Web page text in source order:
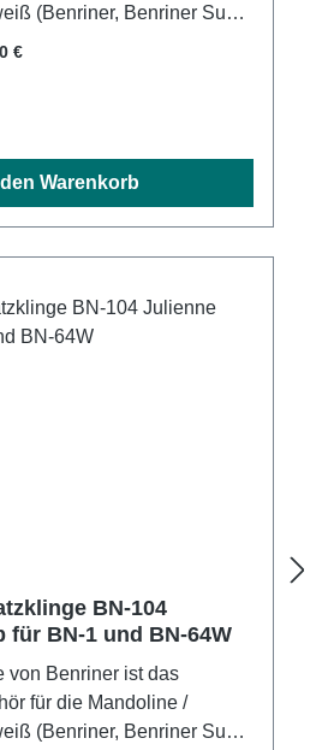
(Benriner, Benriner Super
und die Mandoline /
Maße:10,5 x 2
€
den Warenkorb
BN-104
für BN-1 und BN-64W
von Benriner ist das
für die Mandoline /
(Benriner, Benriner Super